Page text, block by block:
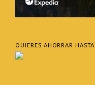
QUIERES AHORRAR